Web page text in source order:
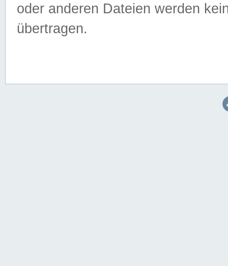
oder anderen Dateien werden
übertragen.